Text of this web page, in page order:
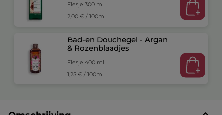
Flesje 300 ml
2,00 € / 100ml
Bad-en Douchegel - Argan
& Rozenblaadjes
Flesje 400 ml
1,25 € / 100ml